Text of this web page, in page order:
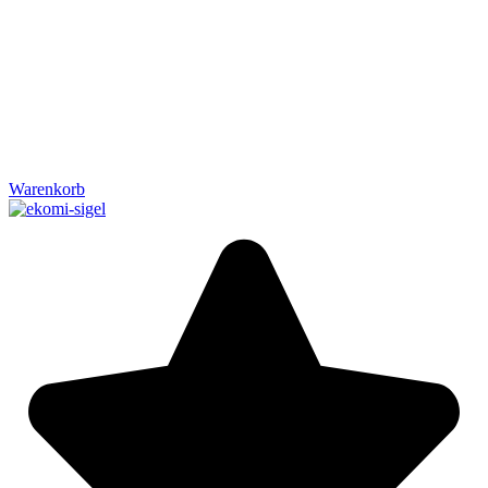
Warenkorb